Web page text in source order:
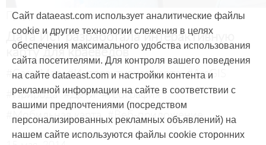
Продукты и услуги
Дата Ист разработала интерактивную
карту для краеведов
#CarryMap #Интерактивная карта #ArcGIS
#Природа #Дети #География
#Мобильная карта #Веб-приложение
Сайт dataeast.com использует аналитические файлы
cookie и другие технологии слежения в целях
обеспечения максимального удобства использования
сайта посетителями. Для контроля вашего поведения
на сайте dataeast.com и настройки контента и
рекламной информации на сайте в соответствии с
вашими предпочтениями (посредством
персонализированных рекламных объявлений) на
нашем сайте используются файлы cookie сторонних